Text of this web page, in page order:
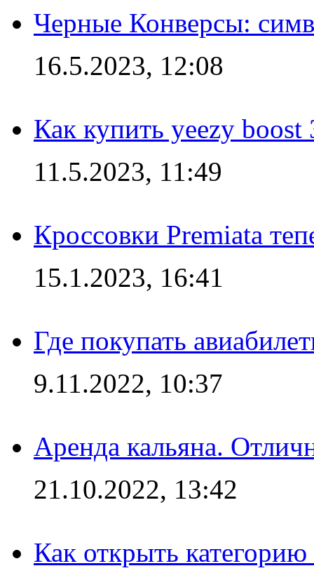
Черные Конверсы:
16.5.2023, 12:08
Как купить yeezy boost
11.5.2023, 11:49
Кроссовки Premiata
15.1.2023, 16:41
Где покупать
9.11.2022, 10:37
Аренда кальяна.
21.10.2022, 13:42
Как открыть